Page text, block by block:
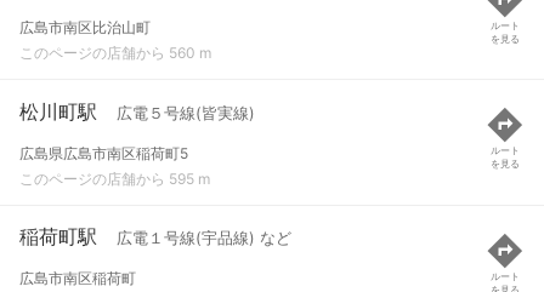
広島市南区比治山町
このページの店舗から 560 m
ルート
を見る
松川町駅 広電５号線(皆実線)
広島県広島市南区稲荷町5
このページの店舗から 595 m
ルート
を見る
稲荷町駅 広電１号線(宇品線) など
広島市南区稲荷町
ルート
を見る